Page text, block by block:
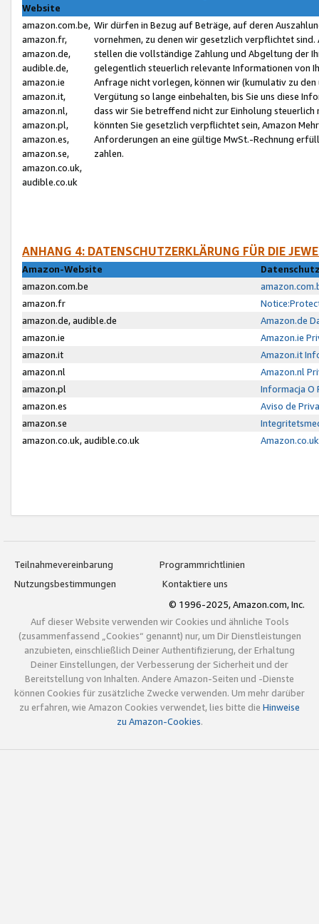
Website
amazon.com.be,
amazon.fr,
amazon.de,
audible.de,
amazon.ie
amazon.it,
amazon.nl,
amazon.pl,
amazon.es,
amazon.se,
amazon.co.uk,
audible.co.uk
Wir dürfen in Bezug auf Beträge, auf deren
vornehmen, zu denen wir gesetzlich verpflichtet
stellen die vollständige Zahlung und Abgeltung der
gelegentlich steuerlich relevante Informationen von
Anfrage nicht vorlegen, können wir (kumulativ zu
Vergütung so lange einbehalten, bis Sie uns diese
dass wir Sie betreffend nicht zur Einholung
könnten Sie gesetzlich verpflichtet sein, Amazon
Anforderungen an eine gültige MwSt.-Rechnung
zahlen.
ANHANG 4: DATENSCHUTZERKLÄRUNG FÜR DIE
Amazon-Website
amazon.com.be
amazon.fr
amazon.de, audible.de
Amazon.de
amazon.ie
Amazon.ie
amazon.it
Amazon.it
amazon.nl
Amazon.nl
amazon.pl
Informacja O
amazon.es
Aviso de
amazon.se
amazon.co.uk, audible.co.uk
Teilnahmevereinbarung
Programmrichtlinien
Nutzungsbestimmungen
Kontaktiere uns
© 1996-2025, Amazon.com, Inc.
Auf dieser Website verwenden wir Cookies und ähnliche Tools
(zusammenfassend „Cookies“ genannt) nur, um Dir Dienstleistungen
anzubieten, einschließlich Deiner Authentifizierung, der Erhaltung
Deiner Einstellungen, der Verbesserung der Sicherheit und der
Bereitstellung von Inhalten. Andere Amazon-Seiten und -Dienste
können Cookies für zusätzliche Zwecke verwenden. Um mehr darüber
zu erfahren, wie Amazon Cookies verwendet, lies bitte die Hinweise
zu Amazon-Cookies.